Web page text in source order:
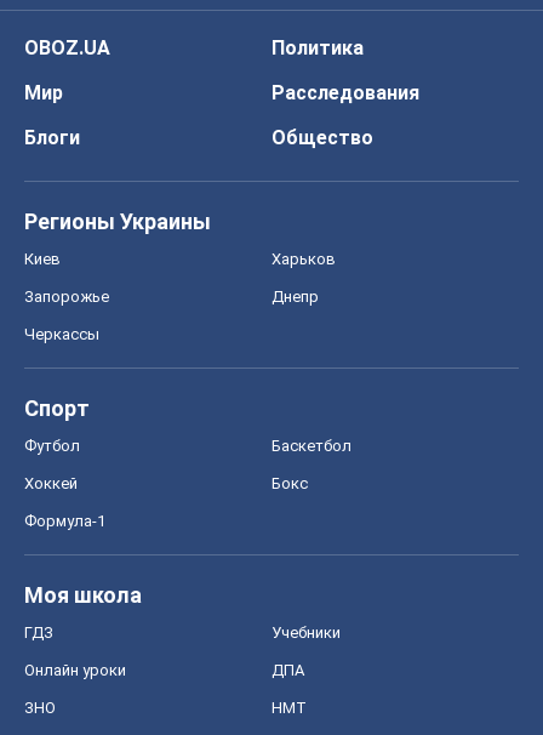
OBOZ.UA
Политика
Мир
Расследования
Блоги
Общество
Регионы Украины
Киев Харьков
Запорожье Днепр
Черкассы
Спорт
Футбол Баскетбол
Хоккей Бокс
Формула-1
Моя школа
ГДЗ Учебники
Онлайн уроки ДПА
ЗНО НМТ